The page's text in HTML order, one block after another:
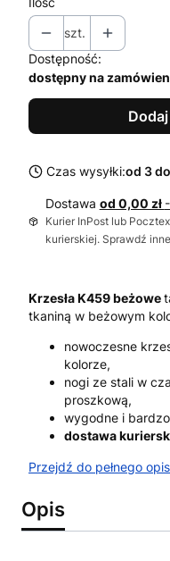
szt.
Dostępność:
dostępny na
Czas wysyłki:od 3
Dostawa od 0,00 zł
Kurier InPost lub
kurierskiej. Sprawdź
Krzesła K459 beżowe
tkaniną w beżowym
nowoczesne
kolorze,
nogi ze stali w
proszkową,
wygodne i
dostawa
Przejdź do pełnego
Opis